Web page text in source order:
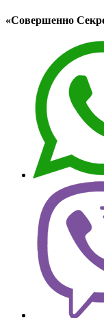
«Совершенно